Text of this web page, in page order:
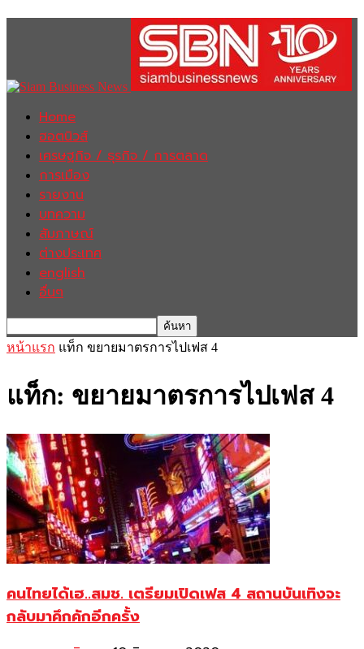
Home
ฮอตนิวส์
เศรษฐกิจ / ธุรกิจ / การตลาด
การเมือง
รายงาน
บทความ
สัมภาษณ์
ต่างประเทศ
english
อื่นๆ
หน้าแรก แท็ก ขยายมาตรการไปเฟส 4
แท็ก: ขยายมาตรการไปเฟส 4
คนไทยได้เฮ..สมช. เตรียมเปิดเฟส 4 สถานบันเทิงจะ
กลับมาคึกคักอีกครั้ง